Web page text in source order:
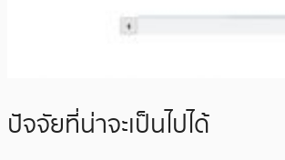
ปัจจัยที่น่าจะเป็นไปได้